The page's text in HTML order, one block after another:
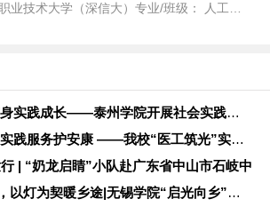
业技术大学（深信大）专业/班级： 人工智
践行青春使命 躬身实践成长——泰州学院开展社会实践服务活动
医工筑光助银龄 实践服务护安康 ——我校“医工筑光”实践团开
| “奶龙启睛”小队赴广东省中山市石岐中
追光赴乡探明照，以灯为契暖乡途|无锡学院“启光向乡”社会实践